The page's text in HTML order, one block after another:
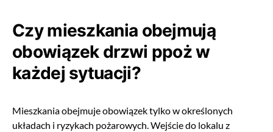
Czy mieszkania obejmują
obowiązek drzwi ppoż w
każdej sytuacji?
Mieszkania obejmuje obowiązek tylko w określonych
układach i ryzykach pożarowych. Wejście do lokalu z